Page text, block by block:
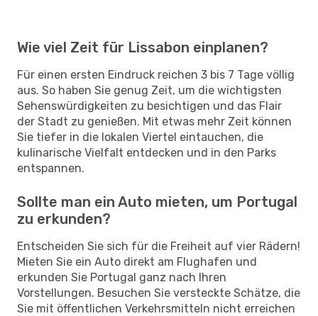
Wie viel Zeit für Lissabon einplanen?
Für einen ersten Eindruck reichen 3 bis 7 Tage völlig
aus. So haben Sie genug Zeit, um die wichtigsten
Sehenswürdigkeiten zu besichtigen und das Flair
der Stadt zu genießen. Mit etwas mehr Zeit können
Sie tiefer in die lokalen Viertel eintauchen, die
kulinarische Vielfalt entdecken und in den Parks
entspannen.
Sollte man ein Auto mieten, um Portugal
zu erkunden?
Entscheiden Sie sich für die Freiheit auf vier Rädern!
Mieten Sie ein Auto direkt am Flughafen und
erkunden Sie Portugal ganz nach Ihren
Vorstellungen. Besuchen Sie versteckte Schätze, die
Sie mit öffentlichen Verkehrsmitteln nicht erreichen